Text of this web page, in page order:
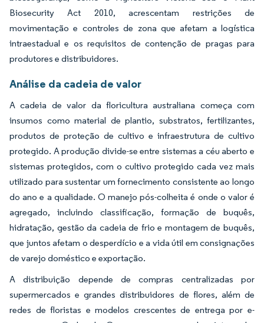
Biosecurity Act 2010, acrescentam restrições de
movimentação e controles de zona que afetam a logística
intraestadual e os requisitos de contenção de pragas para
produtores e distribuidores.
Análise da cadeia de valor
A cadeia de valor da floricultura australiana começa com
insumos como material de plantio, substratos, fertilizantes,
produtos de proteção de cultivo e infraestrutura de cultivo
protegido. A produção divide-se entre sistemas a céu aberto e
sistemas protegidos, com o cultivo protegido cada vez mais
utilizado para sustentar um fornecimento consistente ao longo
do ano e a qualidade. O manejo pós-colheita é onde o valor é
agregado, incluindo classificação, formação de buquês,
hidratação, gestão da cadeia de frio e montagem de buquês,
que juntos afetam o desperdício e a vida útil em consignações
de varejo doméstico e exportação.
A distribuição depende de compras centralizadas por
supermercados e grandes distribuidores de flores, além de
redes de floristas e modelos crescentes de entrega por e-